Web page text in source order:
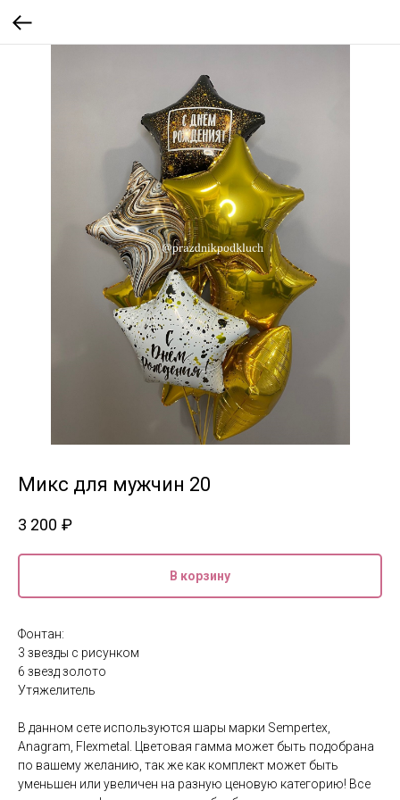
Микс для мужчин 20
3 200 ₽
В корзину
Фонтан:
3 звезды с рисунком
6 звезд золото
Утяжелитель
В данном сете используются шары марки Sempertex,
Anagram, Flexmetal. Цветовая гамма может быть подобрана
по вашему желанию, так же как комплект может быть
уменьшен или увеличен на разную ценовую категорию! Все